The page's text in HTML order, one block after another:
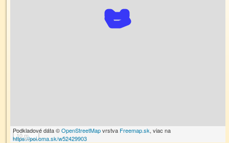
10 m
Podkladové dáta ©OpenStreetMapvrstva Freemap.sk, viac na
https://poi.oma.sk/w52429903